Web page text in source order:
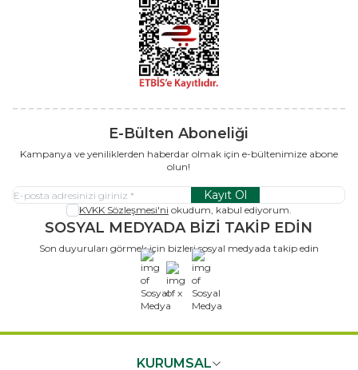
E-Bülten Aboneliği
Kampanya ve yeniliklerden haberdar olmak için e-bültenimize abone
olun!
Kayıt Ol
KVKK Sözleşmesi'ni okudum, kabul ediyorum.
SOSYAL MEDYADA BİZİ TAKİP EDİN
Son duyuruları görmek için bizleri sosyal medyada takip edin
x
KURUMSAL